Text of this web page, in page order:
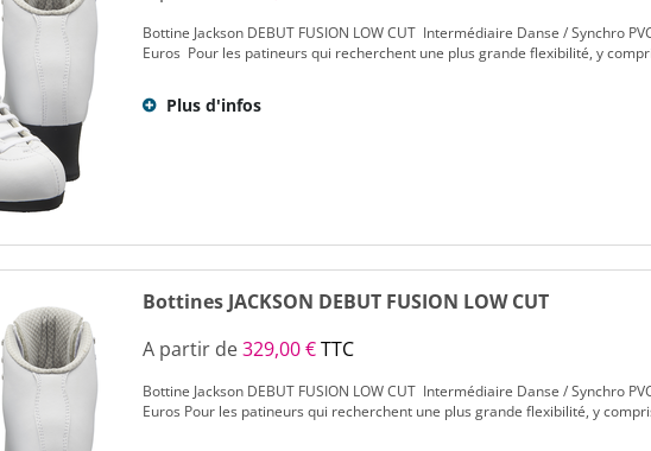
Bottine Jackson DEBUT FUSION LOW CUT Intermédiaire Danse / Synchro
Euros Pour les patineurs qui recherchent une plus grande flexibilité, y
Plus d'infos
Bottines JACKSON DEBUT FUSION LOW CUT
A partir de329,00 €TTC
Bottine Jackson DEBUT FUSION LOW CUT Intermédiaire Danse / Synchro
Euros Pour les patineurs qui recherchent une plus grande flexibilité, y